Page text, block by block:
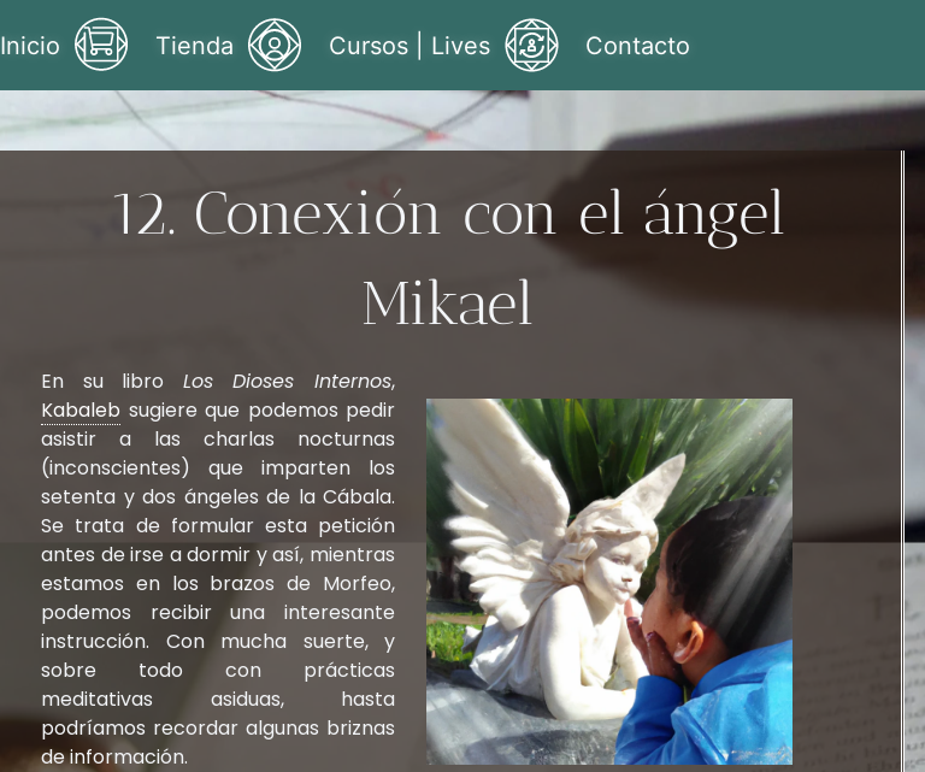
Inicio Tienda Cursos | Lives Contacto
12. Conexión con el ángel
Mikael
En su libro Los Dioses Internos,
Kabaleb sugiere que podemos pedir
asistir a las charlas nocturnas
(inconscientes) que imparten los
setenta y dos ángeles de la Cábala.
Se trata de formular esta petición
antes de irse a dormir y así, mientras
estamos en los brazos de Morfeo,
podemos recibir una interesante
instrucción. Con mucha suerte, y
sobre todo con prácticas
meditativas asiduas, hasta
podríamos recordar algunas briznas
de información.